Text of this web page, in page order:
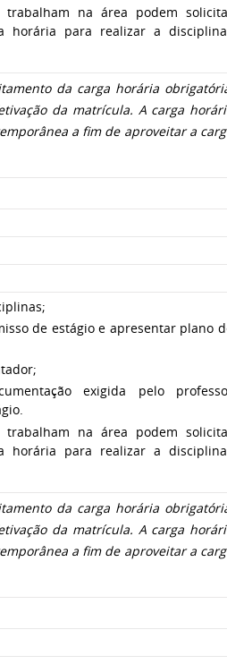
trabalham na área podem
horária para realizar a
da carga horária
da matrícula. A carga
a fim de aproveitar a
de estágio e apresentar plano
exigida pelo
trabalham na área podem
horária para realizar a
da carga horária
da matrícula. A carga
a fim de aproveitar a